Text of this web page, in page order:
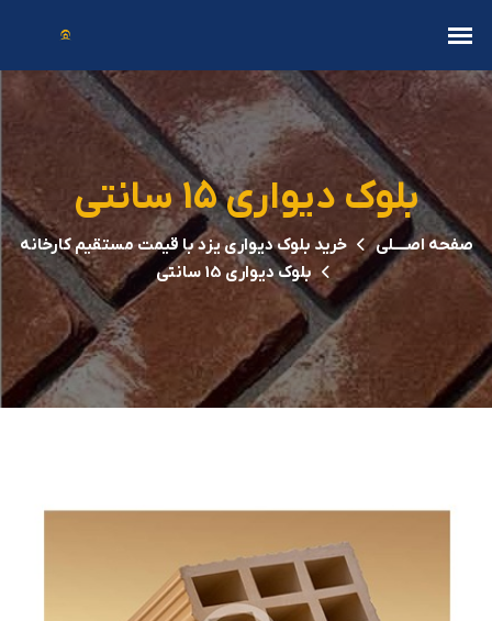
بلوک دیواری 15 سانتی
صفحه اصــــلی
خرید بلوک دیواری یزد با قیمت مستقیم کارخانه
بلوک دیواری 15 سانتی